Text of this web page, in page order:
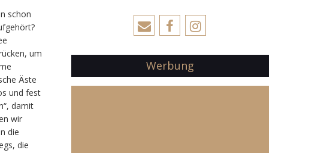
schon
um
Äste
und fest
damit
wir
die
die
Werbung